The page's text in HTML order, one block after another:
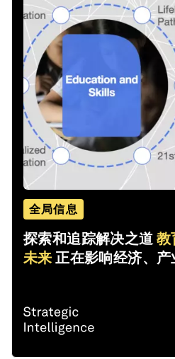
全局信息
探索和追踪解决之道教
未来 正在影响经济、